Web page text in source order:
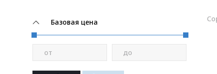
Базовая цена
от до